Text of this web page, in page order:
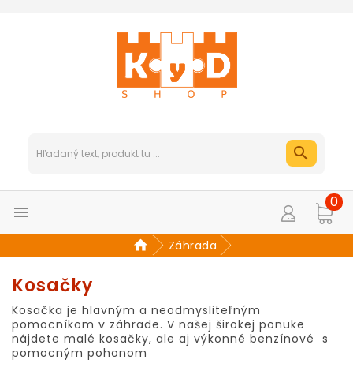

0
Záhrada
Kosačky
Kosačka je hlavným a neodmysliteľným
pomocníkom v záhrade. V našej širokej ponuke
nájdete malé kosačky, ale aj výkonné benzínové s
pomocným pohonom